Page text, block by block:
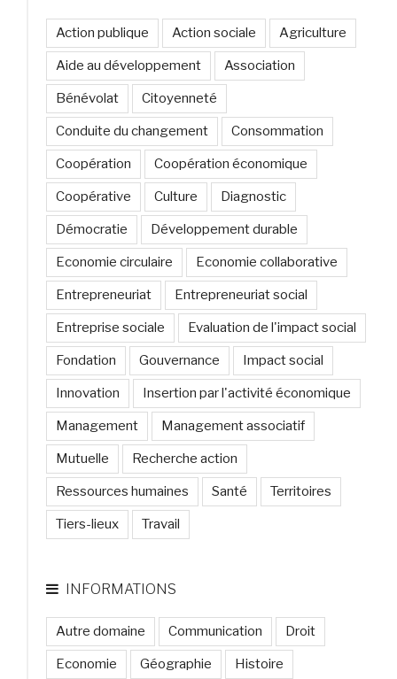
L’utopie
de
l’économie
créative
solidaire. »
Action publique Action sociale Agriculture
Aide au développement Association
Bénévolat Citoyenneté
Conduite du changement Consommation
Coopération Coopération économique
Coopérative Culture Diagnostic
Démocratie Développement durable
Economie circulaire Economie collaborative
Entrepreneuriat Entrepreneuriat social
Entreprise sociale Evaluation de l'impact social
Fondation Gouvernance Impact social
Innovation Insertion par l'activité économique
Management Management associatif
Mutuelle Recherche action
Ressources humaines Santé Territoires
Tiers-lieux Travail
INFORMATIONS
Autre domaine Communication Droit
Economie Géographie Histoire